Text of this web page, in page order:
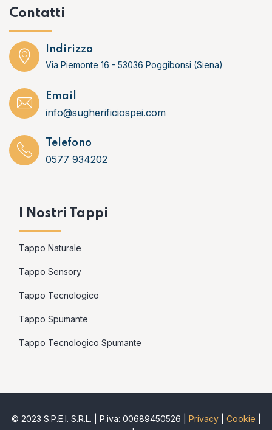
Contatti
Indirizzo
Via Piemonte 16 - 53036 Poggibonsi (Siena)
Email
info@sugherificiospei.com
Telefono
0577 934202
I Nostri Tappi
Tappo Naturale
Tappo Sensory
Tappo Tecnologico
Tappo Spumante
Tappo Tecnologico Spumante
© 2023 S.P.E.I. S.R.L. | P.iva: 00689450526 | Privacy| Cookie